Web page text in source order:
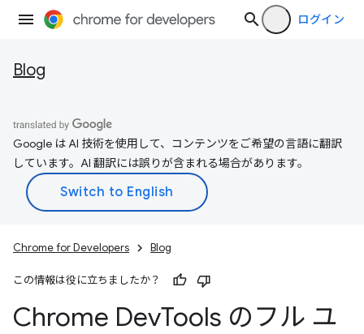
ログイン
Blog
Google は AI 技術を使用して、コンテンツをご希望の言語に翻訳
しています。AI 翻訳には誤りが含まれる場合があります。
Chrome for Developers Blog
この情報は役に立ちましたか？
Chrome DevTools のフル ユ